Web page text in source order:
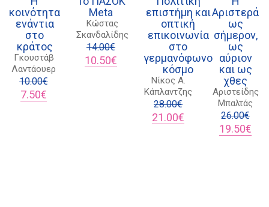
κοινότητα
ενάντια
στο
κράτος
Γκουστάβ
Λαντάουερ
10.00€
Original
price
7.50€
τρέχουσα
Meta
Κώστας
Σκανδαλίδης
14.00€
Original
price
10.50€
τρέχουσα
επιστήμη και
οπτική
επικοινωνία
στο
γερμανόφωνο
κόσμο
Νίκος Α.
Κάπλαντζης
28.00€
Original
price
21.00€
τρέχουσα
Αριστερά
ως
σήμερον,
ως
αύριον
και ως
χθες
Αριστείδης
Μπαλτάς
26.00€
Original
price
19.50€
Πολιτική επιστροφών
Τρόποι Πληρωμής
Όροι χρήσης
Αποστολές